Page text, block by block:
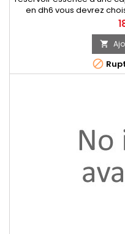
en dh6 vous devrez
desirez dans la

